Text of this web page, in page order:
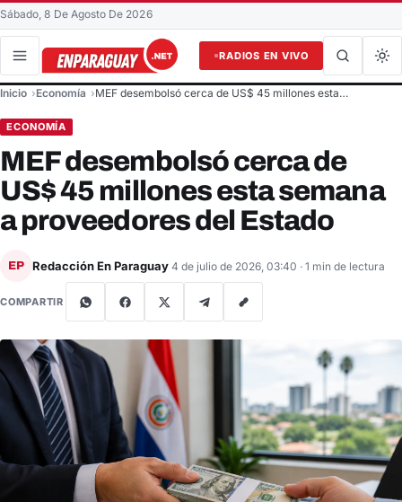
Sábado, 8 De Agosto De 2026
RADIOS EN VIVO
Buscar en el sitio
Inicio Economía MEF desembolsó cerca de US$ 45 millones esta…
ECONOMÍA
MEF desembolsó cerca de
US$ 45 millones esta semana
a proveedores del Estado
EP Redacción En Paraguay 4 de julio de 2026, 03:40 · 1 min de lectura
COMPARTIR